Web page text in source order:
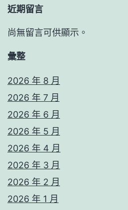
近期留言
尚無留言可供顯示。
彙整
2026 年 8 月
2026 年 7 月
2026 年 6 月
2026 年 5 月
2026 年 4 月
2026 年 3 月
2026 年 2 月
2026 年 1 月